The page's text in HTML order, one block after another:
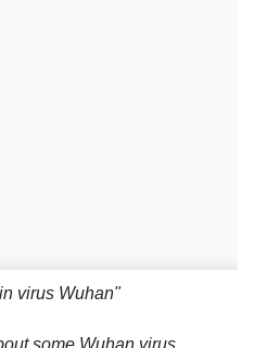
virus Wuhan"
some Wuhan virus